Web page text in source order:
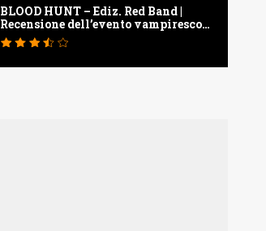
BLOOD HUNT – Ediz. Red Band |
Recensione dell’evento vampiresco
della Marvel